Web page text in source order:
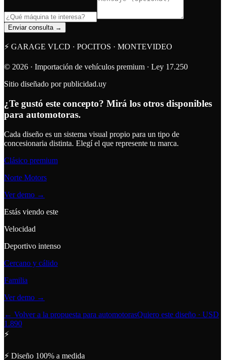
Enviar consulta →
⚡ GARAGE VLCD · POCITOS · MONTEVIDEO
© 2026 · Importación de vehículos premium · Ley 17.250
Sitio diseñado por publicidad.uy
¿Te gustó este concepto? Mirá los otros disponibles
para automotoras.
Cada diseño es un sistema visual propio para un tipo de
concesionaria distinta. Elegí el que represente tu marca.
Clásico premium
Norte Motors
Ver demo →
Estás viendo este
Velocidad
Deportivo intenso
Cercano y cálido
Familia
Ver demo →
← Volver a la propuesta para automotorasQuiero este diseño · USD
1.890
⚡
⚡ Diseño 100% a medida